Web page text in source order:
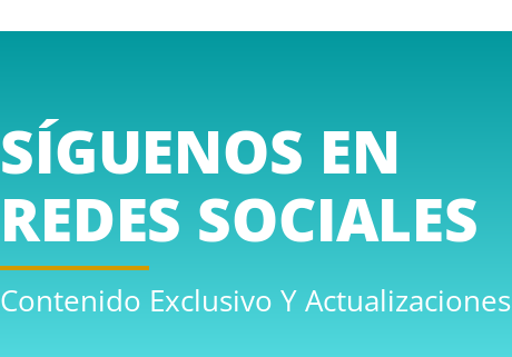
SÍGUENOS EN
REDES SOCIALES
Contenido Exclusivo Y Actualizaciones